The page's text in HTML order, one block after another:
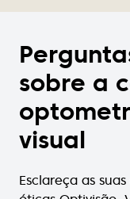
sobre a
visual
Esclareça as